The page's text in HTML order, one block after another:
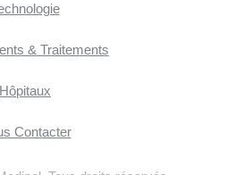
& Traitements
Hôpitaux
Contacter